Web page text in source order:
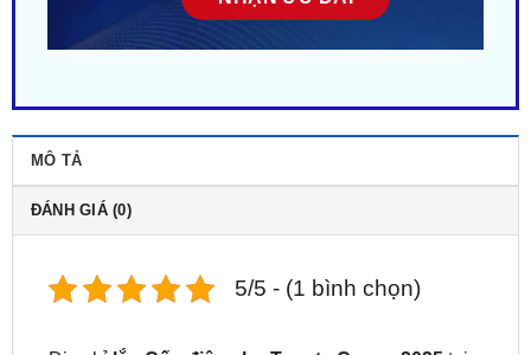
ĐÁNH GIÁ (0)
Địa chỉ lắp Cốp điện cho Toyota Camry 2025